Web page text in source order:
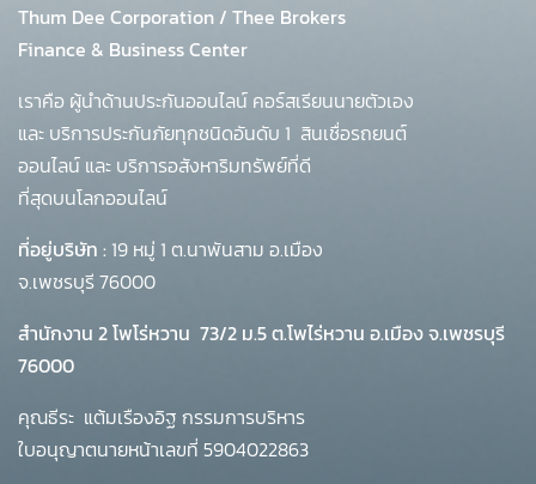
Thum Dee Corporation / Thee Brokers
Finance & Business Center
เราคือ ผู้นำด้านประกันออนไลน์ คอร์สเรียนนายตัวเอง
และ บริการประกันภัยทุกชนิดอันดับ 1 สินเชื่อรถยนต์
ออนไลน์ และ บริการอสังหาริมทรัพย์ที่ดี
ที่สุดบนโลกออนไลน์
ที่อยู่บริษัท : 19 หมู่ 1 ต.นาพันสาม อ.เมือง
จ.เพชรบุรี 76000
สำนักงาน 2 โพโร่หวาน 73/2 ม.5 ต.โพไร่หวาน อ.เมือง จ.เพชรบุรี
76000
คุณธีระ แต้มเรืองอิฐ กรรมการบริหาร
ใบอนุญาตนายหน้าเลขที่ 5904022863